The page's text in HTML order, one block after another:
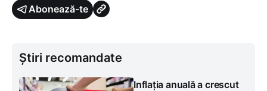
Abonează-te
Știri recomandate
Inflația anuală a crescut